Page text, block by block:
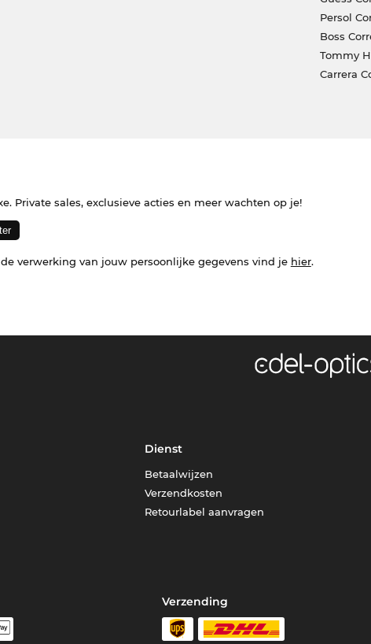
Persol
Boss
Tommy
Carrera
Private sales, exclusieve acties en meer wachten op je!
verwerking van jouw persoonlijke gegevens vind je hier.
Dienst
Betaalwijzen
Verzendkosten
Retourlabel aanvragen
Verzending